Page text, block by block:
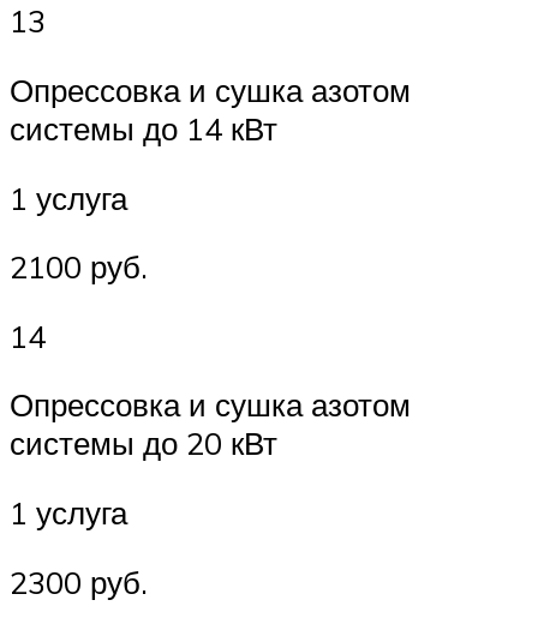
13
Опрессовка и сушка азотом
системы до 14 кВт
1 услуга
2100 руб.
14
Опрессовка и сушка азотом
системы до 20 кВт
1 услуга
2300 руб.